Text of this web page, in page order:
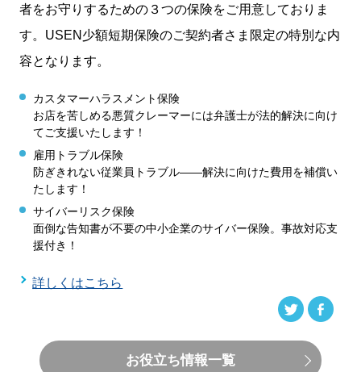
者をお守りするための３つの保険をご用意しておりま
す。USEN少額短期保険のご契約者さま限定の特別な内
容となります。
カスタマーハラスメント保険
お店を苦しめる悪質クレーマーには弁護士が法的解決に向け
てご支援いたします！
雇用トラブル保険
防ぎきれない従業員トラブル――解決に向けた費用を補償い
たします！
サイバーリスク保険
面倒な告知書が不要の中小企業のサイバー保険。事故対応支
援付き！
詳しくはこちら
お役立ち情報一覧